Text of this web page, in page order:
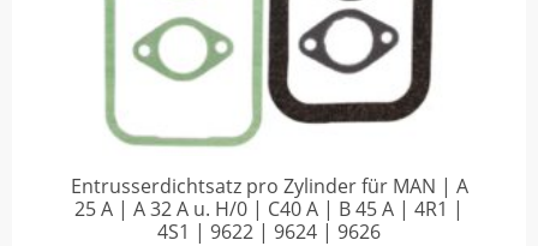
Entrusserdichtsatz pro Zylinder für MAN | A
25 A | A 32 A u. H/0 | C40 A | B 45 A | 4R1 |
4S1 | 9622 | 9624 | 9626